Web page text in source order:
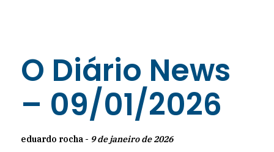
O Diário News
– 09/01/2026
eduardo rocha - 9 de janeiro de 2026